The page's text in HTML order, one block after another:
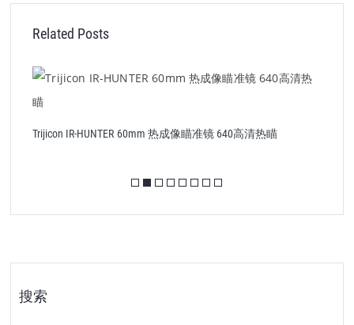
Related Posts
Trijicon IR-HUNTER 60mm 热成像瞄准镜 640高清热瞄
搜索